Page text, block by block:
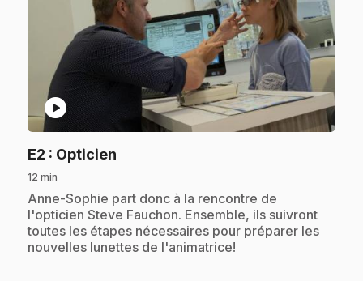
play_circle
E2 : Opticien
12 min
.Anne-Sophie part donc à la rencontre de
l'opticien Steve Fauchon. Ensemble, ils suivront
toutes les étapes nécessaires pour préparer les
nouvelles lunettes de l'animatrice!